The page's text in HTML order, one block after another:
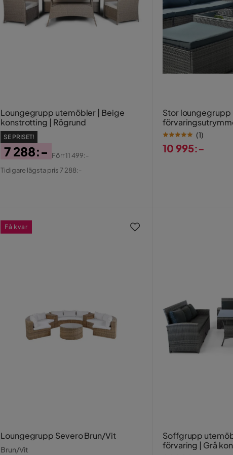
Loungegrupp utemöbler | Beige
konstrotting | Rögrund
SE PRISET!
Pris
7 288:-
Original
Förr11 499:-
Tidigare lägsta pris 7 288:-
Stor loungegrupp
konstrotting
(1)
10 995:-
Loungegrupp Severo Brun/Vit
Brun/Vit
Få kvar
Soffgrupp
förvaring | Grå